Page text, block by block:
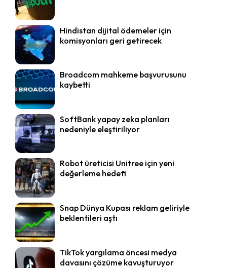
Hindistan dijital ödemeler için
komisyonları geri getirecek
Broadcom mahkeme başvurusunu
kaybetti
SoftBank yapay zeka planları
nedeniyle eleştiriliyor
Robot üreticisi Unitree için yeni
değerleme hedefi
Snap Dünya Kupası reklam geliriyle
beklentileri aştı
TikTok yargılama öncesi medya
davasını çözüme kavuşturuyor